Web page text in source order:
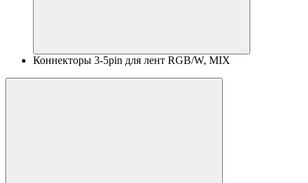
Коннекторы 3-5pin для лент RGB/W, MIX